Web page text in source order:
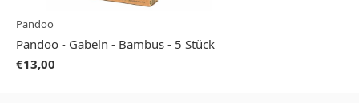
Pandoo
Pandoo - Gabeln - Bambus - 5 Stück
€13,00